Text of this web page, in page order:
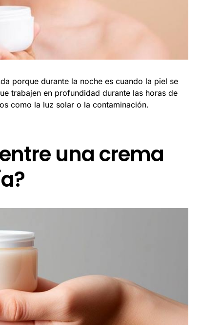
porque durante la noche es cuando la piel se
trabajen en profundidad durante las horas de
como la luz solar o la contaminación.
una crema